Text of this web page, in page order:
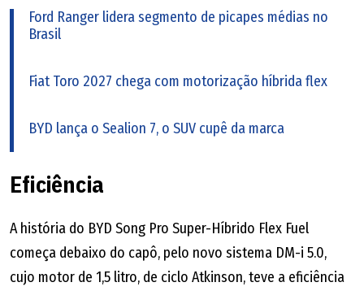
Ford Ranger lidera segmento de picapes médias no
Brasil
Fiat Toro 2027 chega com motorização híbrida flex
BYD lança o Sealion 7, o SUV cupê da marca
Eficiência
A história do BYD Song Pro Super-Híbrido Flex Fuel
começa debaixo do capô, pelo novo sistema DM-i 5.0,
cujo motor de 1,5 litro, de ciclo Atkinson, teve a eficiência